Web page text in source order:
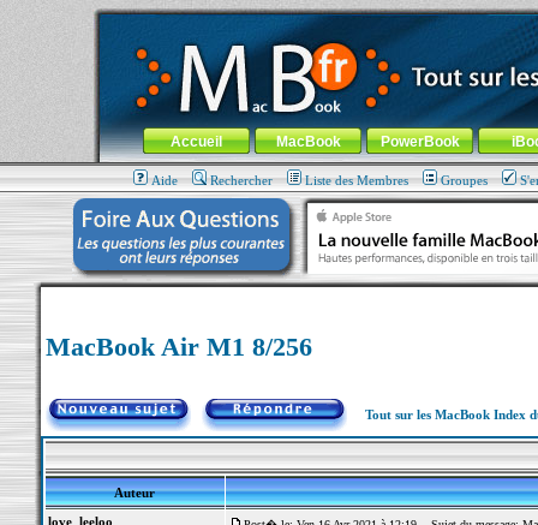
MacBook-fr.com : 100% Apple... 100% nomade !
Aller au contenu-Aller au menu général-Aller au menu de
Menu général
Accueil MacBook PowerBook
Aide Rechercher Liste des Membres Groupes
MacBook Air M1 8/256
Tout sur les MacBook Index
Auteur
love_leeloo